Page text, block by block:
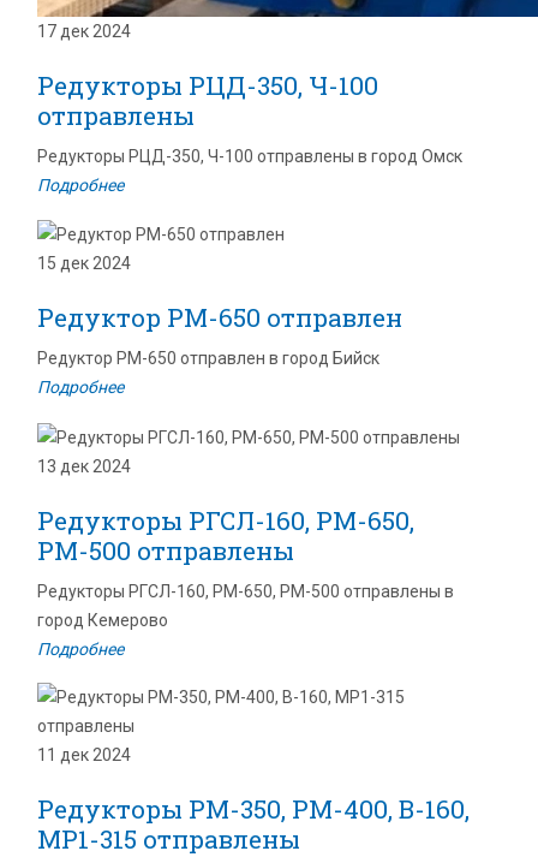
17 дек 2024
Редукторы РЦД-350, Ч-100
отправлены
Редукторы РЦД-350, Ч-100 отправлены в город Омск
Подробнее
15 дек 2024
Редуктор РМ-650 отправлен
Редуктор РМ-650 отправлен в город Бийск
Подробнее
13 дек 2024
Редукторы РГСЛ-160, РМ-650,
РМ-500 отправлены
Редукторы РГСЛ-160, РМ-650, РМ-500 отправлены в
город Кемерово
Подробнее
11 дек 2024
Редукторы РМ-350, РМ-400, В-160,
МР1-315 отправлены